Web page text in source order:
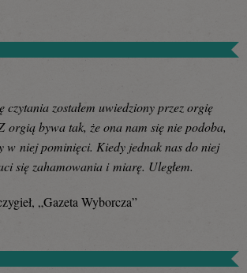
zostałem uwiedziony przez orgię
orgią bywa tak, że ona nam się nie podoba,
w niej pominięci. Kiedy jednak nas do niej
się zahamowania i miarę. Uległem.
„Gazeta Wyborcza”